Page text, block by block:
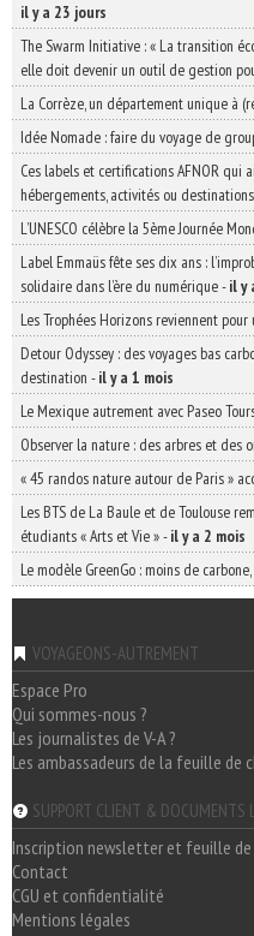
il y a 23 jours
The Swarm Initiative : « La transition
elle doit devenir un outil de gestion
La Corrèze, un département unique à
Idée Nomade : faire du voyage de
Ces labels et certifications AFNOR qui
hébergements, activités ou destinations
L’UNESCO célèbre la 5ème Journée
Label Emmaüs fête ses dix ans :
solidaire dans l’ère du numérique-il y
Les Trophées Horizons reviennent
Detour Odyssey : des voyages bas
destination -il y a 1 mois
Le Mexique autrement avec Paseo
Observer la nature : des arbres et des
« 45 randos nature autour de Paris »
Les BTS de La Baule et de Toulouse
étudiants « Arts et Vie »-il y a 2 mois
Le modèle GreenGo : moins de
VOYAGEONS-AUTREMENT
Espace Pro
Qui sommes-nous ?
Les journalistes de V-A ?
Les ambassadeurs de la feuille de
SUPPORT CLIENT & DOCUMENTS
Inscription newsletter et feuille de
Contact
CGU et confidentialité
Mentions légales